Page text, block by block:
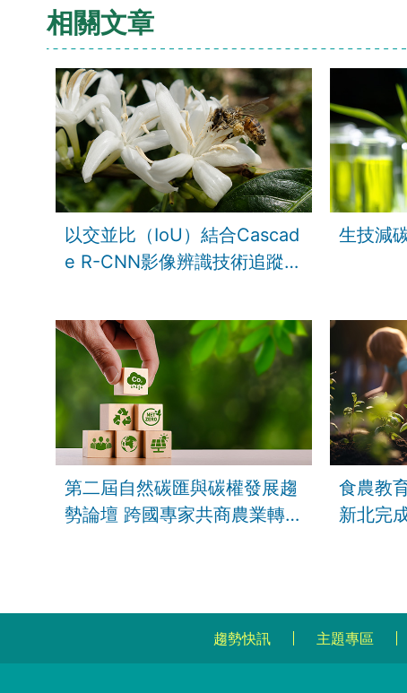
相關文章
以交並比（IoU）結合Cascad
e R-CNN影像辨識技術追蹤咖
生技減
第二屆自然碳匯與碳權發展趨
勢論壇 跨國專家共商農業轉
食農教
新北完
趨勢快訊 主題專區